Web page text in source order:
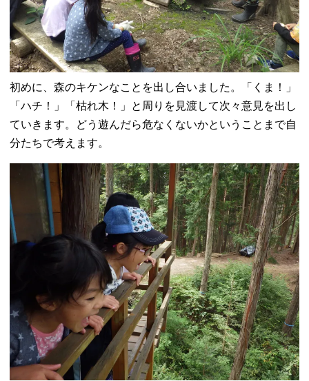
初めに、森のキケンなことを出し合いました。「くま！」
「ハチ！」「枯れ木！」と周りを見渡して次々意見を出し
ていきます。どう遊んだら危なくないかということまで自
分たちで考えます。